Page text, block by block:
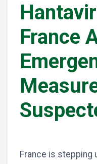
France
France is stepping